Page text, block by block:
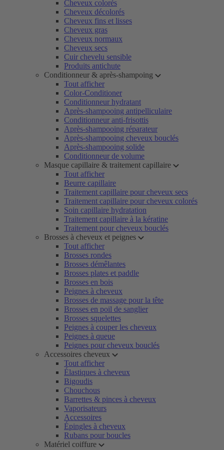
Cheveux colorés
Cheveux décolorés
Cheveux fins et lisses
Cheveux gras
Cheveux normaux
Cheveux secs
Cuir chevelu sensible
Produits antichute
Conditionneur & après-shampoing
Tout afficher
Color-Conditioner
Conditionneur hydratant
Après-shampooing antipelliculaire
Conditionneur anti-frisottis
Après-shampooing réparateur
Après-shampooing cheveux bouclés
Après-shampooing solide
Conditionneur de volume
Masque capillaire & traitement capillaire
Tout afficher
Beurre capillaire
Traitement capillaire pour cheveux secs
Traitement capillaire pour cheveux colorés
Soin capillaire hydratation
Traitement capillaire à la kératine
Traitement pour cheveux bouclés
Brosses à cheveux et peignes
Tout afficher
Brosses rondes
Brosses démêlantes
Brosses plates et paddle
Brosses en bois
Peignes à cheveux
Brosses de massage pour la tête
Brosses en poil de sanglier
Brosses squelettes
Peignes à couper les cheveux
Peignes à queue
Peignes pour cheveux bouclés
Accessoires cheveux
Tout afficher
Élastiques à cheveux
Bigoudis
Chouchous
Barrettes & pinces à cheveux
Vaporisateurs
Accessoires
Épingles à cheveux
Rubans pour boucles
Matériel coiffure